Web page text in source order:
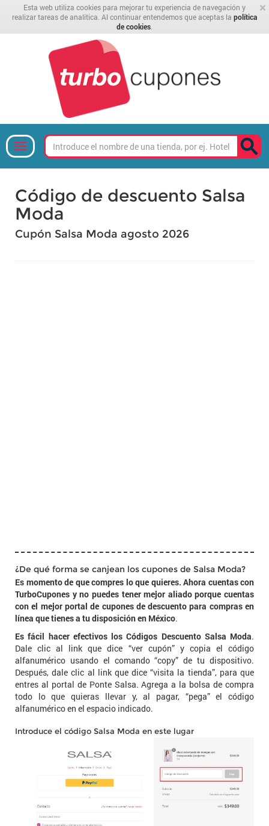
×
Esta web utiliza cookies para mejorar tu experiencia de navegación y
realizar tareas de analítica. Al continuar entendemos que aceptas la política
de cookies
Código de descuento Salsa
Moda
Cupón Salsa Moda agosto 2026
¿De qué forma se canjean los cupones de Salsa Moda?
Es momento de que compres lo que quieres. Ahora cuentas con
TurboCupones y no puedes tener mejor aliado porque cuentas
con el mejor portal de cupones de descuento para compras en
línea que tienes a tu disposición en México.
Es fácil hacer efectivos los Códigos Descuento Salsa Moda.
Dale clic al link que dice “ver cupón” y copia el código
alfanumérico usando el comando “copy” de tu dispositivo.
Después, dale clic al link que dice “visita la tienda”, para que
entres al portal de Ponte Salsa. Agrega a la bolsa de compra
todo lo que quieras llevar y, al pagar, “pega” el código
alfanumérico en el espacio indicado.
Introduce el código Salsa Moda en este lugar